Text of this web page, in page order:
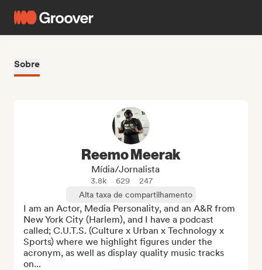
Sobre
Reemo Meerak
Mídia/Jornalista
3.8k 629
247
Alta taxa de compartilhamento
I am an Actor, Media Personality, and an A&R from
New York City (Harlem), and I have a podcast
called; C.U.T.S. (Culture x Urban x Technology x
Sports) where we highlight figures under the
acronym, as well as display quality music tracks
on...